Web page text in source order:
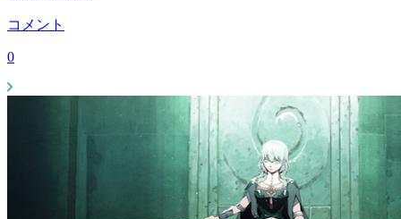
コメント
0